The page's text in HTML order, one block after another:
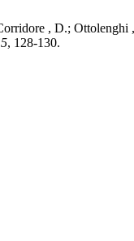
, D.;
5, 128-130.